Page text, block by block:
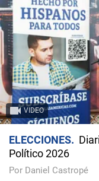
VIDEO
ELECCIONES
Político 2026
Por Daniel Castropé